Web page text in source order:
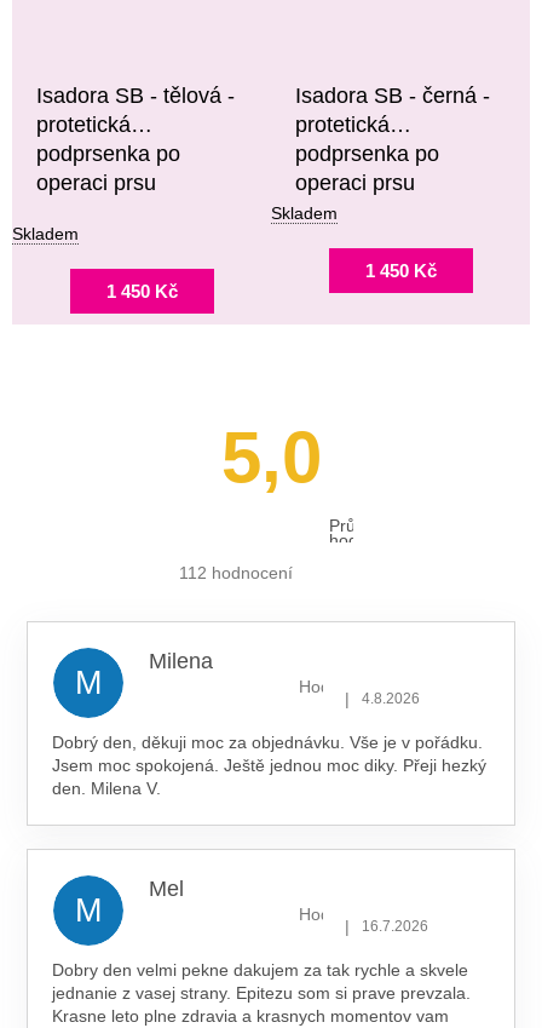
Isadora SB - tělová -
protetická
podprsenka po
operaci prsu
Skladem
1 450 Kč
Isadora SB - černá -
protetická
podprsenka po
operaci prsu
Skladem
1 450 Kč
5,0
Průměrné
hodnocení
112 hodnocení
M
Milena
Hodnocení obchodu je 5 z 5
| 4.8.2026
Dobrý den, děkuji moc za objednávku. Vše je v pořádku.
Jsem moc spokojená. Ještě jednou moc diky. Přeji hezký
den. Milena V.
M
Mel
Hodnocení obchodu je 5 z 5
| 16.7.2026
Dobry den velmi pekne dakujem za tak rychle a skvele
jednanie z vasej strany. Epitezu som si prave prevzala.
Krasne leto plne zdravia a krasnych momentov vam